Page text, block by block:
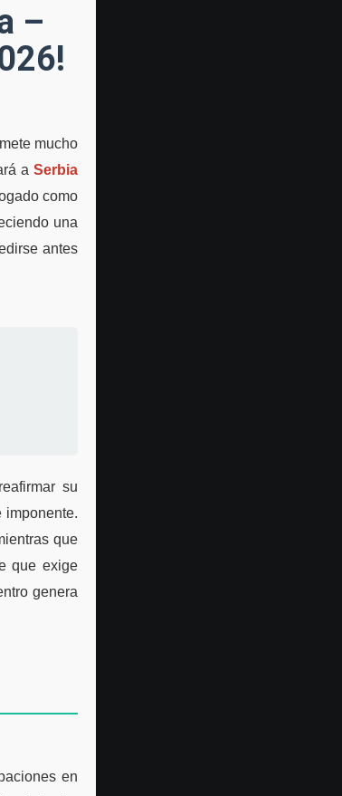
–
mucho
aSerbia
como
una
antes
su
imponente.
que
que exige
genera
en